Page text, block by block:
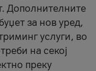
Дополнителните
за нов уред,
услуги, во
на секој
преку